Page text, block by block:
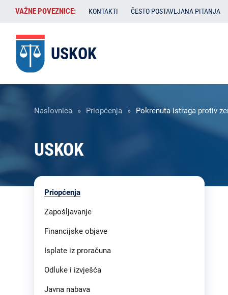
Skoči
sadržaj
VAŽNE
POVEZNICE:
VAŽNE POVEZNICE: KONTAKTI ČESTO POSTAVLJANA PITANJA
USKOK
Breadcrumb
Naslovnica Priopćenja Pokrenuta istraga protiv
USKOK
Liste
-
Priopćenja
Zapošljavanje
Financijske objave
Isplate iz proračuna
Odluke i izvješća
Javna nabava